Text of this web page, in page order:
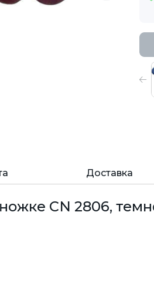
Доставка
CN 2806,